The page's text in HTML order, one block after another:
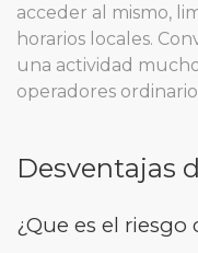
acceder al mismo,
horarios locales.
una actividad
operadores
Desventajas
¿Que es el riesgo